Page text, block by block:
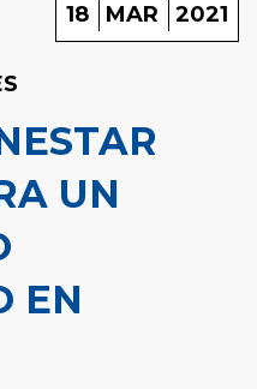
18 MAR 2021
UN
EN